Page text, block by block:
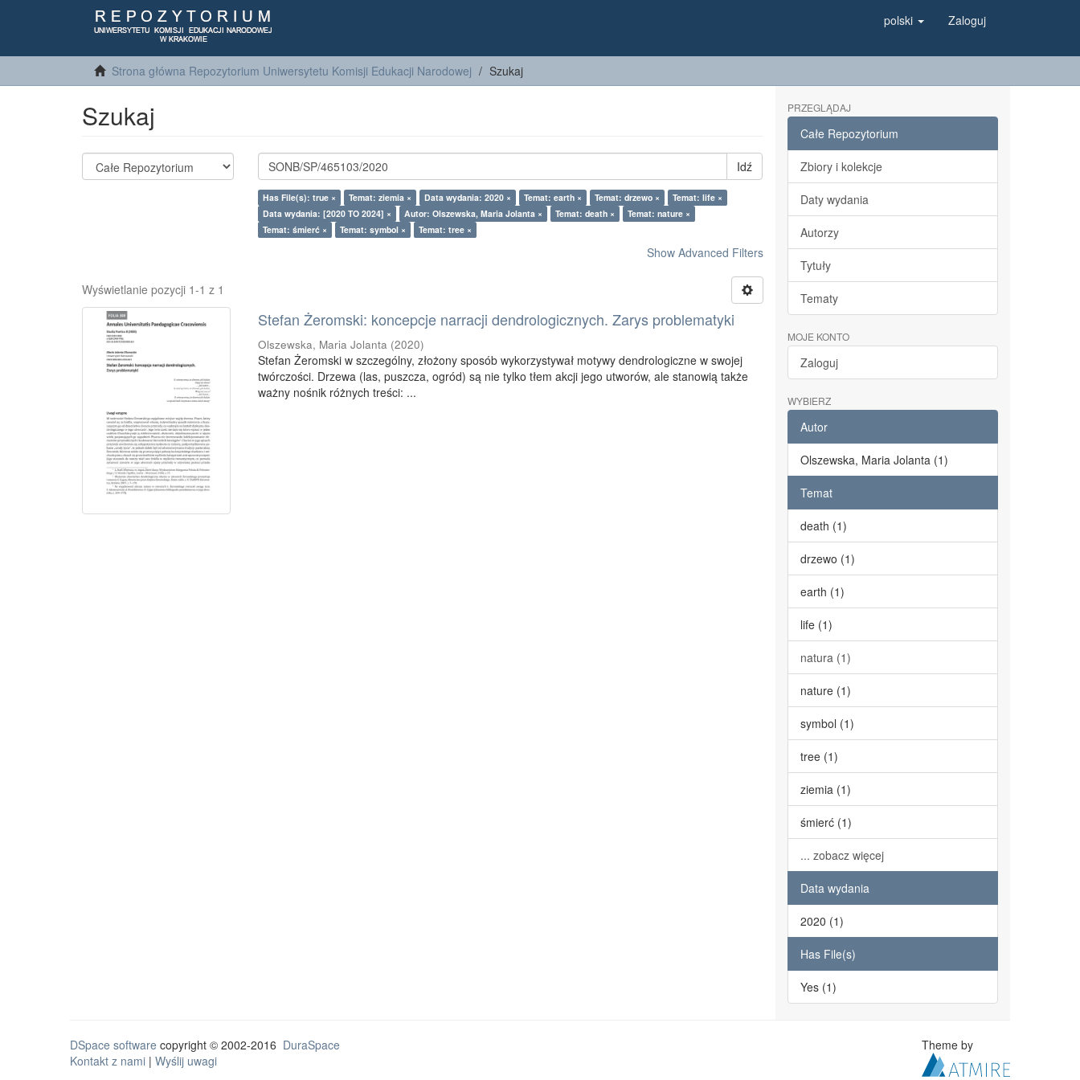
polski Zaloguj
Strona główna Repozytorium Uniwersytetu Komisji Edukacji Narodowej Szukaj
Szukaj
Idź
Has File(s): true × Temat: ziemia × Data wydania: 2020 × Temat: earth × Temat: drzewo ×
Temat: life ×
Data wydania: [2020 TO 2024] ×
Autor: Olszewska, Maria Jolanta × Temat: death ×
Temat: nature ×
Temat: śmierć ×
Temat: symbol × Temat: tree ×
Show Advanced Filters
Wyświetlanie pozycji 1-1 z 1
Stefan Żeromski: koncepcje narracji dendrologicznych. Zarys problematyki
Olszewska, Maria Jolanta (2020)
Stefan Żeromski w szczególny, złożony sposób wykorzystywał motywy dendrologiczne w swojej
twórczości. Drzewa (las, puszcza, ogród) są nie tylko tłem akcji jego utworów, ale stanowią także
ważny nośnik różnych treści: ...
PRZEGLĄDAJ
Całe Repozytorium
Zbiory i kolekcje
Daty wydania
Autorzy
Tytuły
Tematy
MOJE KONTO
Zaloguj
WYBIERZ
Autor
Olszewska, Maria Jolanta (1)
Temat
death (1)
drzewo (1)
earth (1)
life (1)
natura (1)
nature (1)
symbol (1)
tree (1)
ziemia (1)
śmierć (1)
... zobacz więcej
Data wydania
2020 (1)
Has File(s)
Yes (1)
DSpace software copyright © 2002-2016 DuraSpace
Kontakt z nami | Wyślij uwagi
Theme by